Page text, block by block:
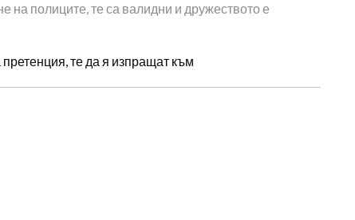
на полиците, те са валидни и дружеството е
те да я изпращат към